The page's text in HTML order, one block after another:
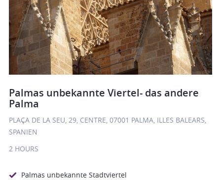
Palmas unbekannte Viertel- das andere
Palma
PLAÇA DE LA SEU, 29, CENTRE, 07001 PALMA, ILLES BALEARS,
SPANIEN
2 HOURS
Palmas unbekannte Stadtviertel